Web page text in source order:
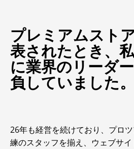
プレミアムスト
表されたとき、
に業界のリーダ
負していました。
26年も経営を続けており、プロ
練のスタッフを揃え、ウェブサ